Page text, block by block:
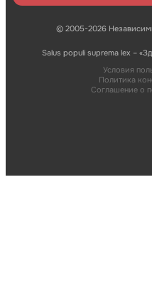
© 2005-2026
Salus populi suprema lex –
Условия
Политика
Соглашение о